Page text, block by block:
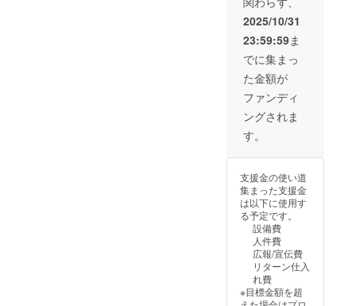
ていた
だきま
す！
ますの
で、同
ラベル
の記載
認くだ
さい。
ギーを
備考欄
にご記
入くだ
さい。
可能な
限り対
応させ
ていた
だきま
す！
産）、
水、
ズ、
チョコ
レー
ト、
ナッツ
類 等 ア
レルゲ
成分・
大豆な
ど ※詳
細は梱
包する
商品に
よって
変わり
ますの
で、同
梱する
ラベル
法：冷
凍保存
賞味期
限：発
送日か
ら冷凍
で2週間
原材
料：国
産小麦
産）、
（北海
道
産）、
天然塩
（高知
県
産）、
水、
ズ、
2025/10/31
23:59:59ま
でに集まっ
た金額が
ファンディ
ングされま
す。
支援金の使い道
集まった支援金
は以下に使用す
る予定です。
設備費
人件費
広報/宣伝費
リターン仕入
れ費
※目標金額を超